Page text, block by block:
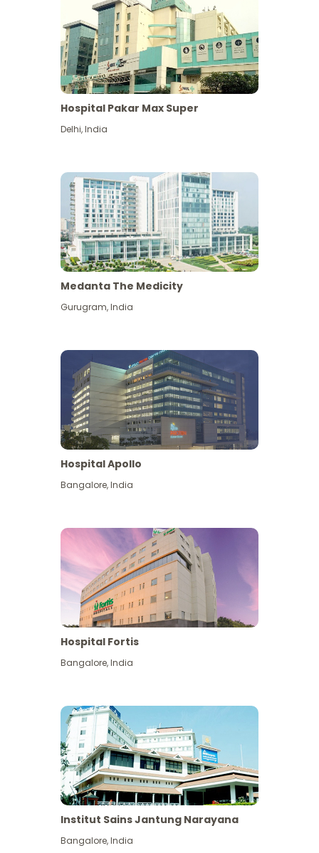
Hospital Pakar Max Super
Delhi,India
Medanta The Medicity
Gurugram,India
Hospital Apollo
Bangalore,India
Hospital Fortis
Bangalore,India
Institut Sains Jantung Narayana
Bangalore,India